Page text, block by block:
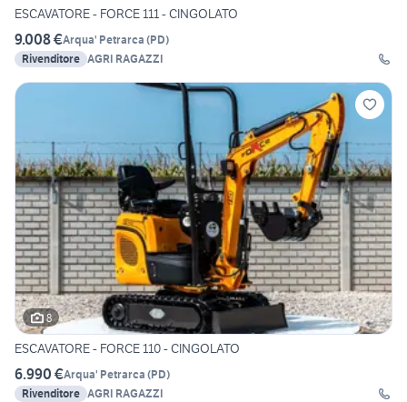
ESCAVATORE - FORCE 111 - CINGOLATO
9.008 €Arqua' Petrarca (PD)
Rivenditore AGRI RAGAZZI
8
ESCAVATORE - FORCE 110 - CINGOLATO
6.990 €Arqua' Petrarca (PD)
Rivenditore AGRI RAGAZZI